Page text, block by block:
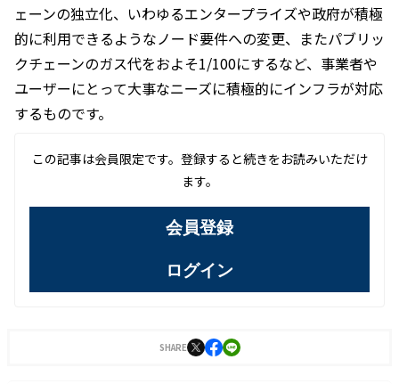
ェーンの独立化、いわゆるエンタープライズや政府が積極
的に利用できるようなノード要件への変更、またパブリッ
クチェーンのガス代をおよそ1/100にするなど、事業者や
ユーザーにとって大事なニーズに積極的にインフラが対応
するものです。
この記事は会員限定です。登録すると続きをお読みいただけ
ます。
会員登録
ログイン
SHARE